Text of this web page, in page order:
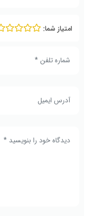
امتیاز شما: